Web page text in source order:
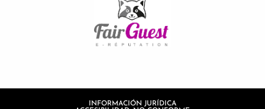
INFORMACIÓN JURÍDICA